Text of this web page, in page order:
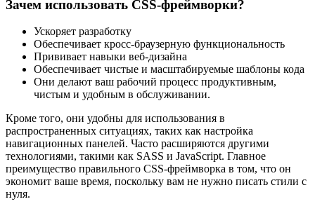
Зачем использовать CSS-фреймворки?
Ускоряет разработку
Обеспечивает кросс-браузерную функциональность
Прививает навыки веб-дизайна
Обеспечивает чистые и масштабируемые шаблоны кода
Они делают ваш рабочий процесс продуктивным,
чистым и удобным в обслуживании.
Кроме того, они удобны для использования в
распространенных ситуациях, таких как настройка
навигационных панелей. Часто расширяются другими
технологиями, такими как SASS и JavaScript. Главное
преимущество правильного CSS-фреймворка в том, что он
экономит ваше время, поскольку вам не нужно писать стили с
нуля.